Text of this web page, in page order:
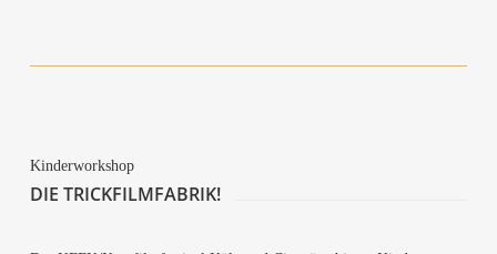
Kin­der­work­shop
DIE TRICK­FILM­FA­BRIK!